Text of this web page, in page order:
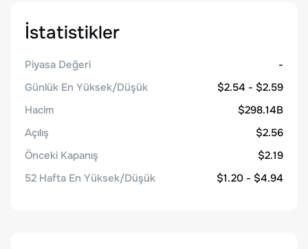
İstatistikler
Piyasa Değeri
-
Günlük En Yüksek/Düşük
$2.54 - $2.59
Hacim
$298.14B
Açılış
$2.56
Önceki Kapanış
$2.19
52 Hafta En Yüksek/Düşük
$1.20 - $4.94